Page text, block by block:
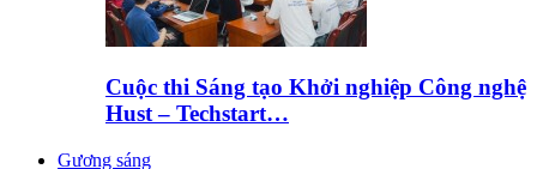
Cuộc thi Sáng tạo Khởi nghiệp Công nghệ
Hust – Techstart…
Gương sáng